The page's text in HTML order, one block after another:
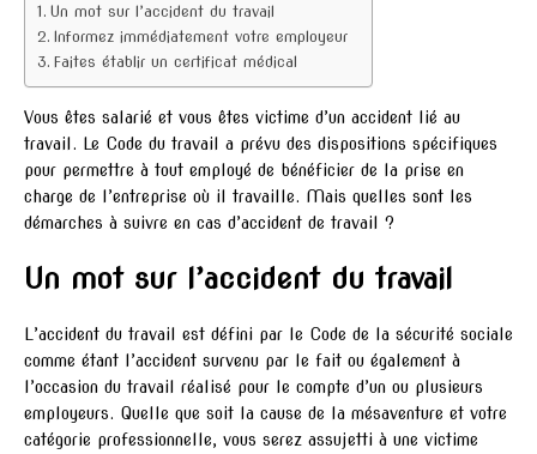
Un mot sur l’accident du travail
Informez immédiatement votre employeur
Faites établir un certificat médical
Vous êtes salarié et vous êtes victime d’un accident lié au
travail. Le Code du travail a prévu des dispositions spécifiques
pour permettre à tout employé de bénéficier de la prise en
charge de l’entreprise où il travaille. Mais quelles sont les
démarches à suivre en cas d’accident de travail ?
Un mot sur l’accident du travail
L’accident du travail est défini par le Code de la sécurité sociale
comme étant l’accident survenu par le fait ou également à
l’occasion du travail réalisé pour le compte d’un ou plusieurs
employeurs. Quelle que soit la cause de la mésaventure et votre
catégorie professionnelle, vous serez assujetti à une victime